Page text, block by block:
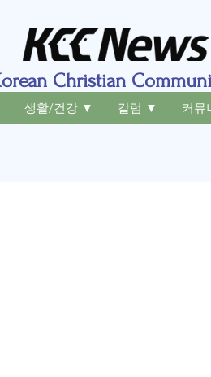
Christian
생활/건강 ▼ 칼럼 ▼ 커뮤